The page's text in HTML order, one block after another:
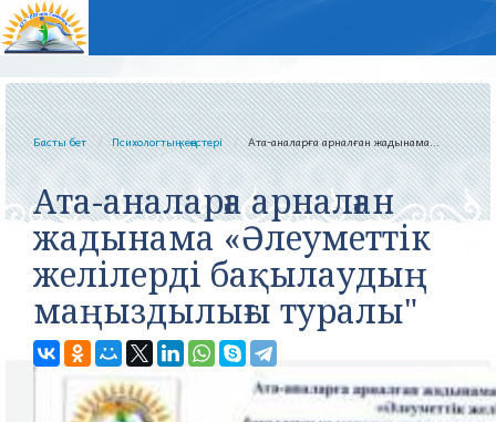
Басты бет Психологтың кеңестері Ата-аналарға арналған жадынама...
Ата-аналарға арналған
жадынама «Әлеуметтік
желілерді бақылаудың
маңыздылығы туралы"